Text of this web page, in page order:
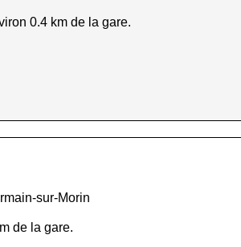
0.4 km de la gare.
sur-Morin
de la gare.